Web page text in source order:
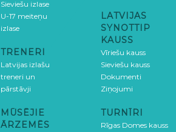
Sieviešu izlase
U-17 meiteņu
izlase
TRENERI
Latvijas izlašu
treneri un
pārstāvji
MŪSĒJIE
ĀRZEMĒS
LATVIJAS
SYNOTTIP
KAUSS
Vīriešu kauss
Sieviešu kauss
Dokumenti
Ziņojumi
TURNĪRI
Rīgas Domes kauss